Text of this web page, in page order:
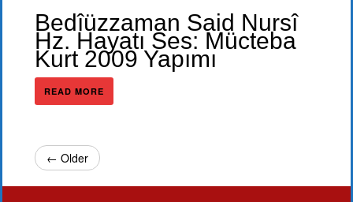
Bedîüzzaman Said Nursî
Hz. Hayatı Ses: Mücteba
Kurt 2009 Yapımı
READ MORE
← Older